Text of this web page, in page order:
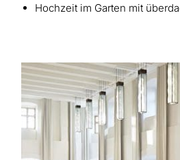
Hochzeit im Garten mit